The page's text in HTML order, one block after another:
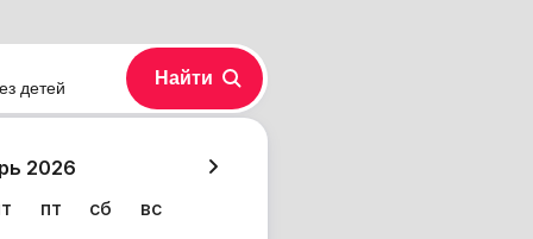
2026
пт сб вс
детей Найти